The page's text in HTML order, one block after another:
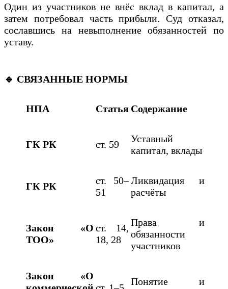
Один из участников не внёс вклад в капитал, а
затем потребовал часть прибыли. Суд отказал,
сославшись на невыполнение обязанностей по
уставу.
🔹 СВЯЗАННЫЕ НОРМЫ
НПА Статья Содержание
ГК РК ст. 59
Уставный
капитал, вклады
ГК РК
ст. 50–
51
Ликвидация и
расчёты
Закон «О
ТОО»
ст. 14,
18, 28
Права и
обязанности
участников
Закон «О
Понятие и